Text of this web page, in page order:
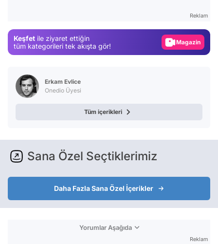
Reklam
Keşfet ile ziyaret ettiğin
tüm kategorileri tek akışta gör!
Magazin
Erkam Evlice
Onedio Üyesi
Tüm içerikleri
Sana Özel Seçtiklerimiz
Daha Fazla Sana Özel İçerikler
Yorumlar Aşağıda
Reklam